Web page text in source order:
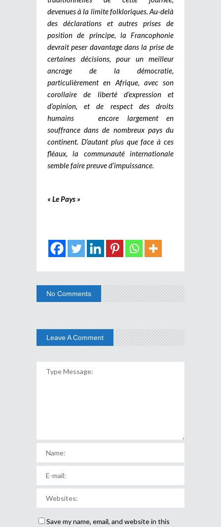
devenues à la limite folkloriques. Au-delà
des déclarations et autres prises de
position de principe, la Francophonie
devrait peser davantage dans la prise de
certaines décisions, pour un meilleur
ancrage de la démocratie,
particulièrement en Afrique, avec son
corollaire de liberté d’expression et
d’opinion, et de respect des droits
humains encore largement en
souffrance dans de nombreux pays du
continent. D’autant plus que face à ces
fléaux, la communauté internationale
semble faire preuve d’impuissance.
« Le Pays »
No Comments
Leave A Comment
Save my name, email, and website in this